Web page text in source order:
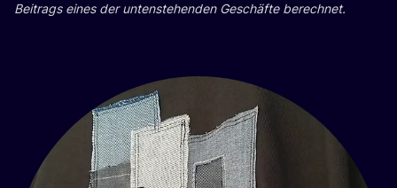
Bei­trags eines der unten­ste­hen­den Geschäf­te berechnet.